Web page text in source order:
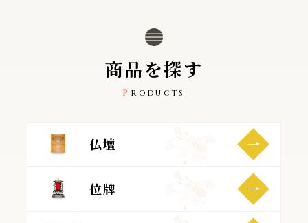
商品を探す
PRODUCTS
仏壇
位牌